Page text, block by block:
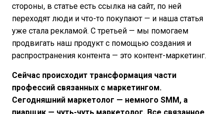
стороны, в статье есть ссылка на сайт, по ней
переходят люди и что-то покупают — и наша статья
уже стала рекламой. С третьей — мы помогаем
продвигать наш продукт с помощью создания и
распространения контента — это контент-маркетинг.
Сейчас происходит трансформация части
профессий связанных с маркетингом.
Сегодняшний маркетолог — немного SMM, а